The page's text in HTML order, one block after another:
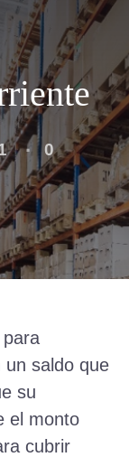
0
un saldo que
su
el monto
cubrir